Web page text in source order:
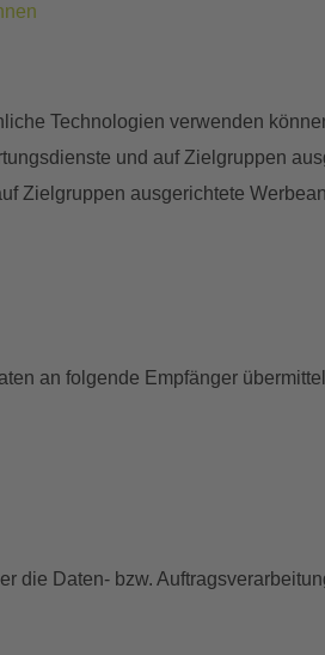
Technologien verwenden
und auf Zielgruppen
Zielgruppen ausgerichtete
an folgende Empfänger
die Daten- bzw.